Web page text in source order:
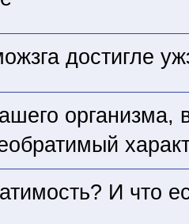
достигле
И что